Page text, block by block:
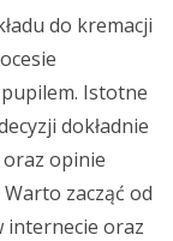
do kremacji
Istotne
dokładnie
opinie
zacząć od
internecie oraz